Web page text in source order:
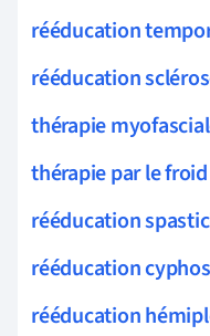
rééducation
rééducation
thérapie
thérapie par le froid
rééducation
rééducation
rééducation